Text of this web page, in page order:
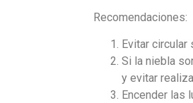
Recomendaciones:
Evitar circular
Si la niebla
y evitar
Encender las